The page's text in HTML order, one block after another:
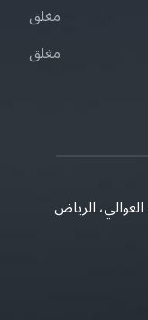
مغلق
مغلق
الرياض